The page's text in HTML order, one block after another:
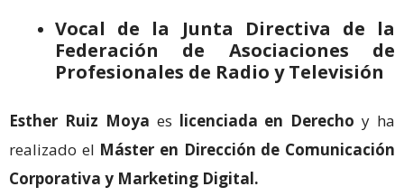
Vocal de la Junta Directiva de la
Federación de Asociaciones de
Profesionales de Radio y Televisión
Esther Ruiz Moya es licenciada en Derechoy ha
realizado el Máster en Dirección de Comunicación
Corporativa y Marketing Digital.